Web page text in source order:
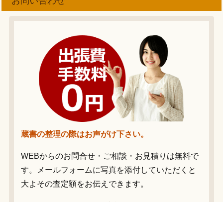
蔵書の整理の際はお声がけ下さい。
WEBからのお問合せ・ご相談・お見積りは無料で
す。メールフォームに写真を添付していただくと
大よその査定額をお伝えできます。